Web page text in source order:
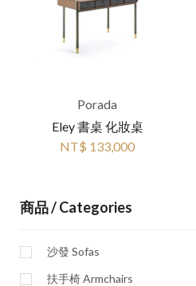
商品 / Categories
沙發 Sofas
扶手椅 Armchairs
Porada
Eley 書桌 化妝桌
NT$ 133,000